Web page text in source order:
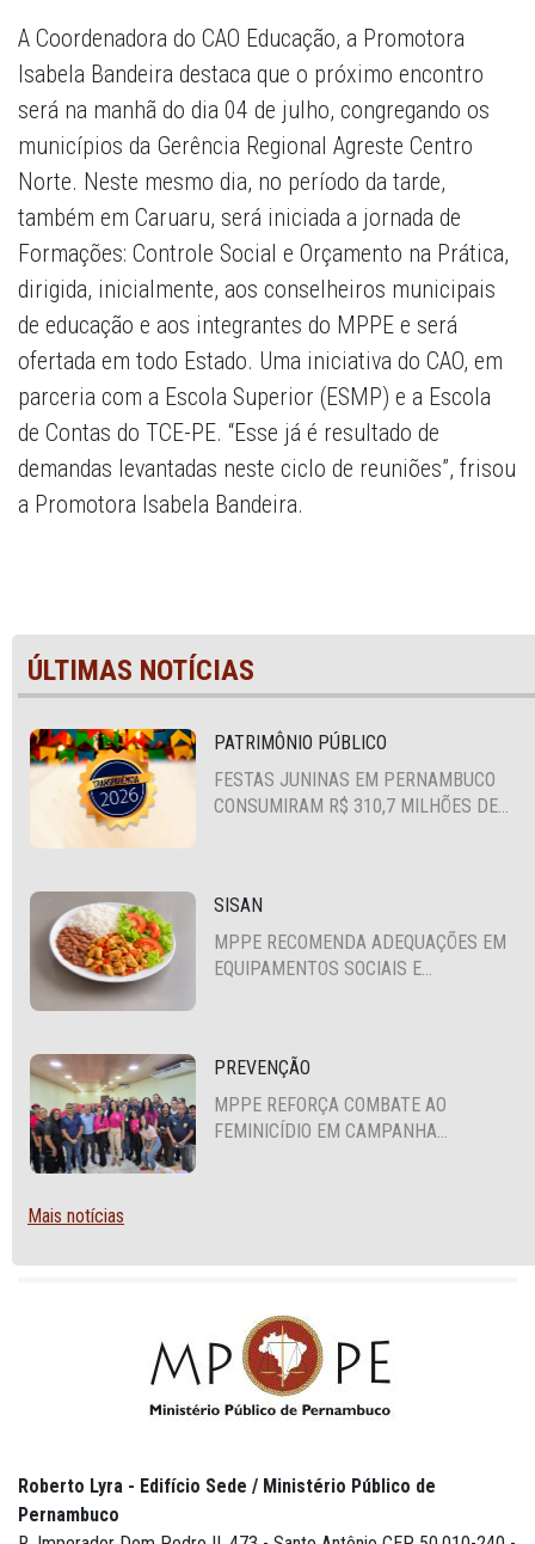
A Coordenadora do CAO Educação, a Promotora
Isabela Bandeira destaca que o próximo encontro
será na manhã do dia 04 de julho, congregando os
municípios da Gerência Regional Agreste Centro
Norte. Neste mesmo dia, no período da tarde,
também em Caruaru, será iniciada a jornada de
Formações: Controle Social e Orçamento na Prática,
dirigida, inicialmente, aos conselheiros municipais
de educação e aos integrantes do MPPE e será
ofertada em todo Estado. Uma iniciativa do CAO, em
parceria com a Escola Superior (ESMP) e a Escola
de Contas do TCE-PE. “Esse já é resultado de
demandas levantadas neste ciclo de reuniões”, frisou
a Promotora Isabela Bandeira.
ÚLTIMAS NOTÍCIAS
PATRIMÔNIO PÚBLICO
FESTAS JUNINAS EM PERNAMBUCO
CONSUMIRAM R$ 310,7 MILHÕES DE
SISAN
MPPE RECOMENDA ADEQUAÇÕES EM
EQUIPAMENTOS SOCIAIS E
PREVENÇÃO
MPPE REFORÇA COMBATE AO
FEMINICÍDIO EM CAMPANHA
Mais notícias
Roberto Lyra - Edifício Sede / Ministério Público de
Pernambuco